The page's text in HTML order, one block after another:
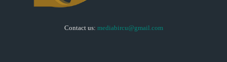
Contact us: mediabircu@gmail.com